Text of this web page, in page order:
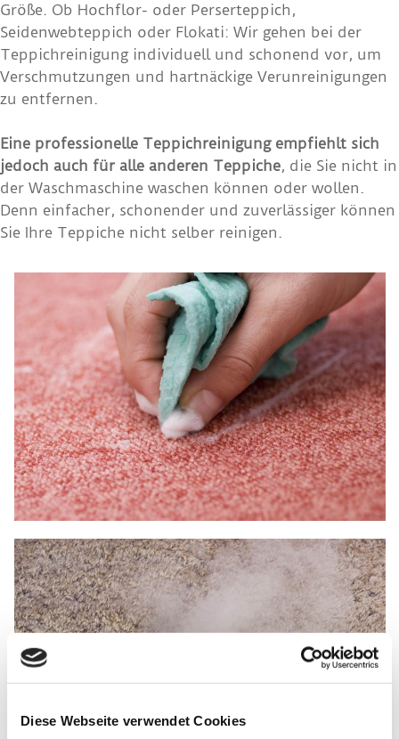
Diese Webseite verwendet Cookies
Größe. Ob Hochflor- oder Perserteppich,
Seidenwebteppich oder Flokati: Wir gehen bei der
Teppichreinigung individuell und schonend vor, um
Verschmutzungen und hartnäckige Verunreinigungen
zu entfernen.
Eine professionelle Teppichreinigung empfiehlt sich
jedoch auch für alle anderen Teppiche, die Sie nicht in
der Waschmaschine waschen können oder wollen.
Denn einfacher, schonender und zuverlässiger können
Sie Ihre Teppiche nicht selber reinigen.